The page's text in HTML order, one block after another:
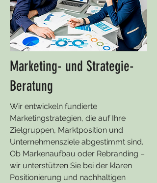
Marketing- und Strategie-
Beratung
Wir entwickeln fundierte
Marketingstrategien, die auf Ihre
Zielgruppen, Marktposition und
Unternehmensziele abgestimmt sind.
Ob Markenaufbau oder Rebranding –
wir unterstützen Sie bei der klaren
Positionierung und nachhaltigen